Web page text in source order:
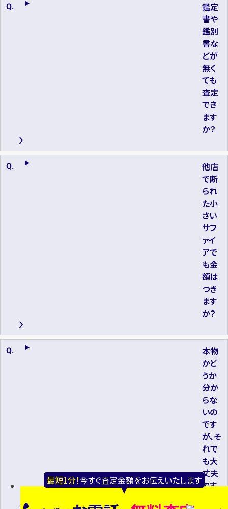
最短1分！今すぐ査定金額をお伝えいたします
鑑定
書や
鑑別
書な
どが
無く
ても
査定
でき
ます
か？
他店
で断
られ
た小
さい
サフ
ァイ
アで
も金
額は
つき
ます
か？
本物
かど
うか
分か
らな
いの
です
が、そ
れで
も大
丈夫
です